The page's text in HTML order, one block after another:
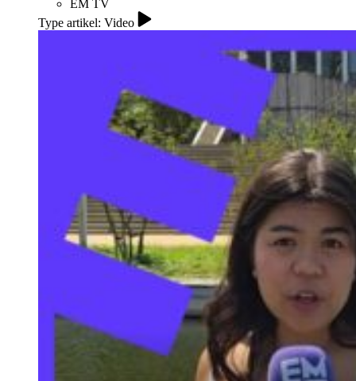
EM TV
Type artikel: Video